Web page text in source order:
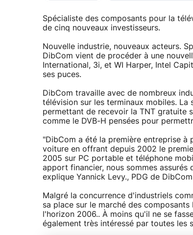
Spécialiste des composants pour la
de cinq nouveaux investisseurs.
Nouvelle industrie, nouveaux acteurs.
DibCom vient de procéder à une
International, 3i, et WI Harper, Intel
ses puces.
DibCom travaille avec de nombreux
télévision sur les terminaux mobiles.
permettant de recevoir la TNT gratuite
comme le DVB-H pensées pour
"DibCom a été la première entreprise
voiture en offrant depuis 2002 le
2005 sur PC portable et téléphone
apport financier, nous sommes assurés
explique Yannick Levy., PDG de
Malgré la concurrence d'industriels
sa place sur le marché des
l'horizon 2006.. À moins qu'il ne se
également très intéressé par toutes les